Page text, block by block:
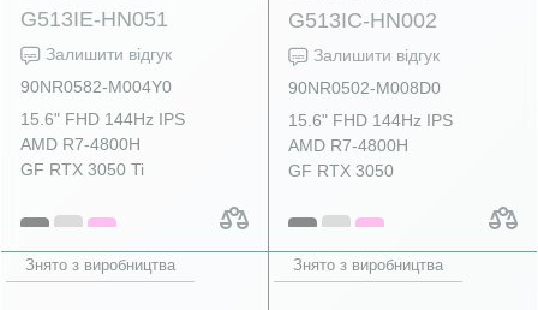
G513IE-HN051
Залишити відгук
90NR0582-M004Y0
15.6" FHD 144Hz IPS
AMD R7-4800H
GF RTX 3050 Ti
G513IC-HN002
Залишити відгук
90NR0502-M008D0
15.6" FHD 144Hz IPS
AMD R7-4800H
GF RTX 3050
Знято з виробництва Знято з виробництва